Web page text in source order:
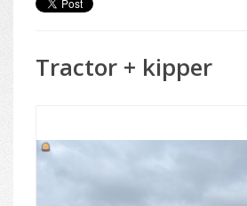
Tractor + kipper